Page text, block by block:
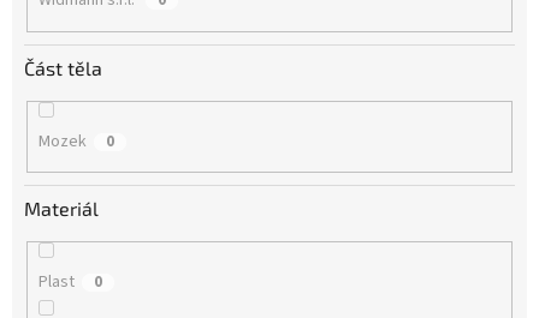
Část těla
Mozek 0
Materiál
Plast 0